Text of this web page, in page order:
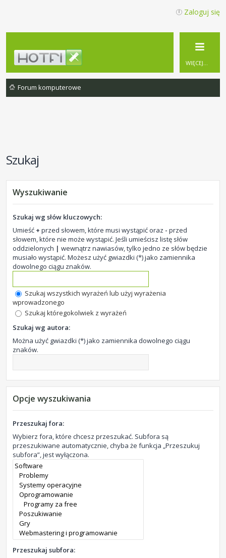
Zaloguj się
WIĘCEJ…
Forum komputerowe
Szukaj
Wyszukiwanie
Szukaj wg słów kluczowych:
Umieść + przed słowem, które musi wystąpić oraz - przed
słowem, które nie może wystąpić. Jeśli umieścisz listę słów
oddzielonych | wewnątrz nawiasów, tylko jedno ze słów będzie
musiało wystąpić. Możesz użyć gwiazdki (*) jako zamiennika
dowolnego ciągu znaków.
Szukaj wszystkich wyrażeń lub użyj wyrażenia
wprowadzonego
Szukaj któregokolwiek z wyrażeń
Szukaj wg autora:
Można użyć gwiazdki (*) jako zamiennika dowolnego ciągu
znaków.
Opcje wyszukiwania
Przeszukaj fora:
Wybierz fora, które chcesz przeszukać. Subfora są
przeszukiwane automatycznie, chyba że funkcja „Przeszukuj
subfora”, jest wyłączona.
Przeszukaj subfora: